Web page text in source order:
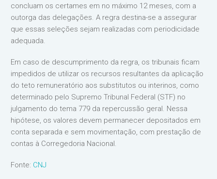
concluam os certames em no máximo 12 meses, com a
outorga das delegações. A regra destina-se a assegurar
que essas seleções sejam realizadas com periodicidade
adequada.
Em caso de descumprimento da regra, os tribunais ficam
impedidos de utilizar os recursos resultantes da aplicação
do teto remuneratório aos substitutos ou interinos, como
determinado pelo Supremo Tribunal Federal (STF) no
julgamento do tema 779 da repercussão geral. Nessa
hipótese, os valores devem permanecer depositados em
conta separada e sem movimentação, com prestação de
contas à Corregedoria Nacional.
Fonte: CNJ